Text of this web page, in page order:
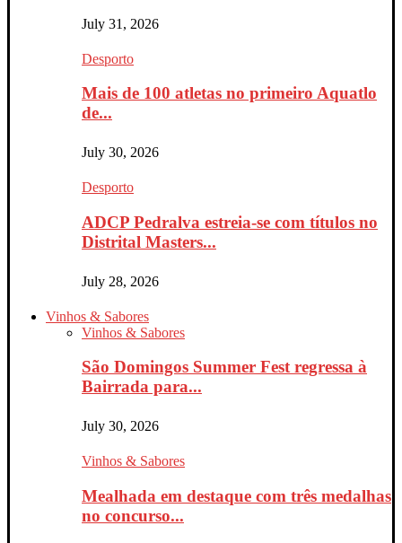
July 31, 2026
Desporto
Mais de 100 atletas no primeiro Aquatlo
de...
July 30, 2026
Desporto
ADCP Pedralva estreia-se com títulos no
Distrital Masters...
July 28, 2026
Vinhos & Sabores
Vinhos & Sabores
São Domingos Summer Fest regressa à
Bairrada para...
July 30, 2026
Vinhos & Sabores
Mealhada em destaque com três medalhas
no concurso...